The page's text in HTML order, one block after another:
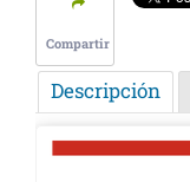
Compartir
Descripción